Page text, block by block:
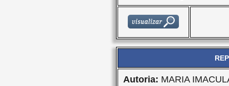
Autoria: MARIA